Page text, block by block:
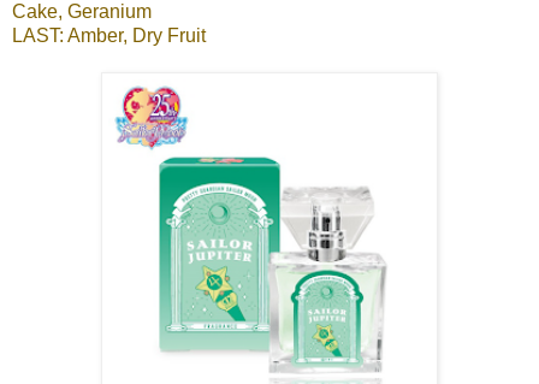
Cake, Geranium
LAST: Amber, Dry Fruit